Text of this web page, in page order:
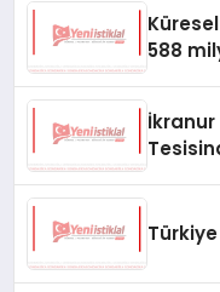
588
İkranur